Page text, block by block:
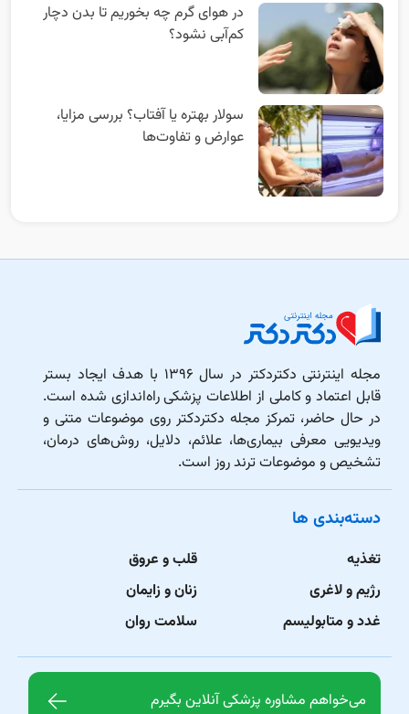
در هوای گرم چه بخوریم تا بدن دچار
کم‌آبی نشود؟
سولار بهتره یا آفتاب؟ بررسی مزایا،
عوارض و تفاوت‌ها
مجله اینترنتی دکتردکتر در سال ۱۳۹۶ با هدف ایجاد بستر
قابل اعتماد و کاملی از اطلاعات پزشکی راه‌اندازی شده است.
در حال حاضر، تمرکز مجله دکتردکتر روی موضوعات متنی و
ویدیویی معرفی بیماری‌ها، علائم، دلایل، روش‌های درمان،
تشخیص و موضوعات ترند روز است.
دسته‌بندی ها
تغذیه
رژیم و لاغری
غدد و متابولیسم
قلب و عروق
زنان و زایمان
سلامت روان
می‌خواهم مشاوره پزشکی آنلاین بگیرم